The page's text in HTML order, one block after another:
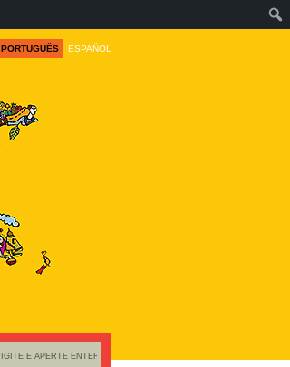
PORTUGUÊS ESPAÑOL